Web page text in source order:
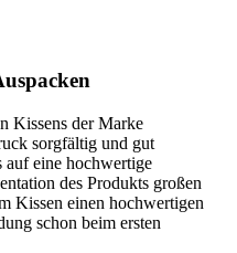
Kissens der Marke
sorgfältig und gut
auf eine hochwertige
des Produkts großen
Kissen einen hochwertigen
schon beim ersten